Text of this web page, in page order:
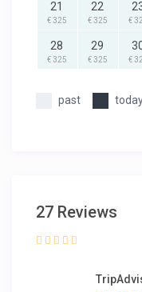
21
€ 325
22
€ 325 €
28
€ 325
29
€ 325 €
past
27 Reviews